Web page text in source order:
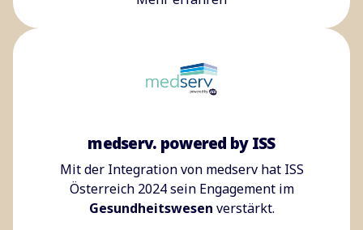
medserv. powered by ISS
Mit der Integration von medserv hat ISS
Österreich 2024 sein Engagement im
Gesundheitswesen verstärkt.